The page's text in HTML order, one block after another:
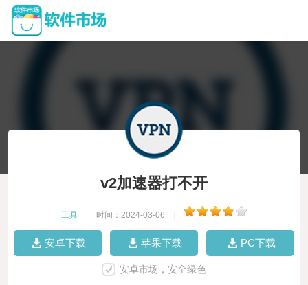
v2加速器打不开
工具 时间：2024-03-06
安卓下载 苹果下载 PC下载
安卓市场，安全绿色